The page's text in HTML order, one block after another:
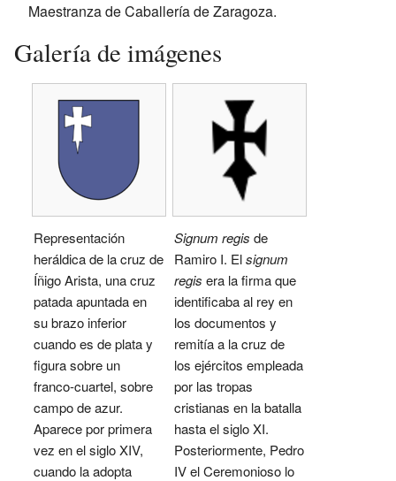
Maestranza de Caballería de Zaragoza.
Galería de imágenes
Representación
heráldica de la cruz de
Íñigo Arista, una cruz
patada apuntada en
su brazo inferior
cuando es de plata y
figura sobre un
franco-cuartel, sobre
campo de azur.
Aparece por primera
vez en el siglo XIV,
cuando la adopta
Signum regis de
Ramiro I. Elsignum
regis era la firma que
identificaba al rey en
los documentos y
remitía a la cruz de
los ejércitos empleada
por las tropas
cristianas en la batalla
hasta el siglo XI.
Posteriormente, Pedro
IV el Ceremonioso lo